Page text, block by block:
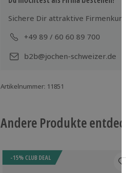
Sichere Dir attraktive
+49 89 / 60 60 89 700
b2b@jochen-schweizer.de
Artikelnummer: 11851
Andere Produkte
-15% CLUB DEAL